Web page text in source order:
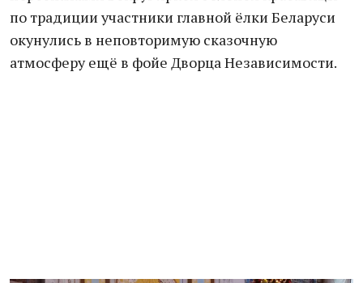
по традиции участники главной ёлки Беларуси
окунулись в неповторимую сказочную
атмосферу ещё в фойе Дворца Независимости.